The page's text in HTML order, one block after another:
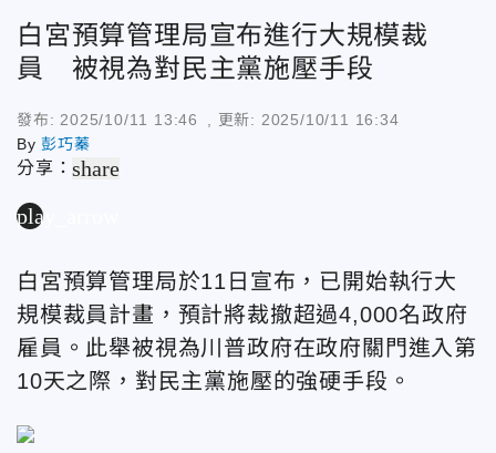
白宮預算管理局宣布進行大規模裁
員 被視為對民主黨施壓手段
發布: 2025/10/11 13:46 , 更新: 2025/10/11 16:34
By彭巧蓁
分享：share
play_arrow
白宮預算管理局於11日宣布，已開始執行大
規模裁員計畫，預計將裁撤超過4,000名政府
雇員。此舉被視為川普政府在政府關門進入第
10天之際，對民主黨施壓的強硬手段。